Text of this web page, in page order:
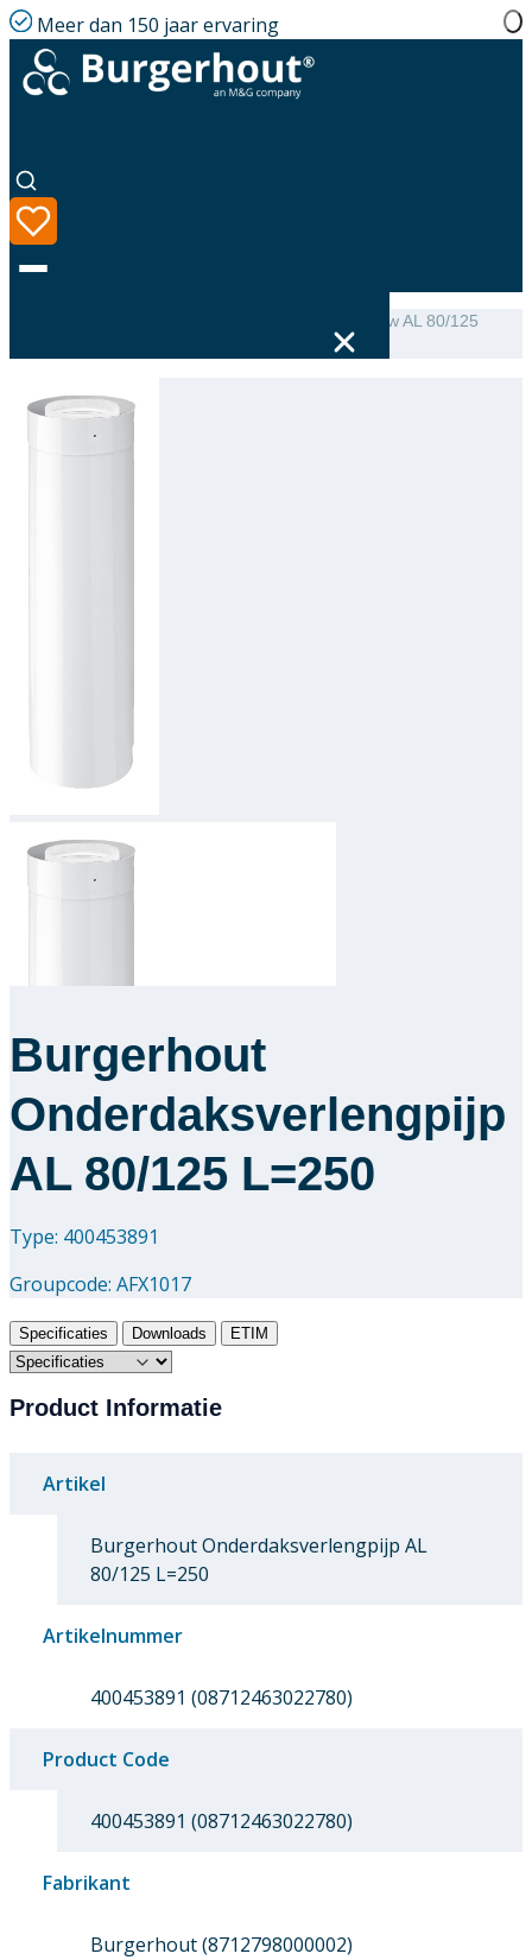
Meer dan 150 jaar ervaring
Taal
Roof terminal extension Below AL 80/125
Burgerhout
Onderdaksverlengpijp
AL 80/125 L=250
Type: 400453891
Groupcode: AFX1017
Specificaties Downloads ETIM
Product Informatie
Artikel
Burgerhout Onderdaksverlengpijp AL
80/125 L=250
Artikelnummer
400453891 (08712463022780)
Product Code
400453891 (08712463022780)
Fabrikant
Burgerhout (8712798000002)